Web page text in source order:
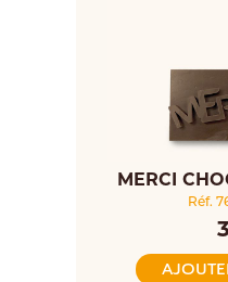
MERCI
Réf.
3